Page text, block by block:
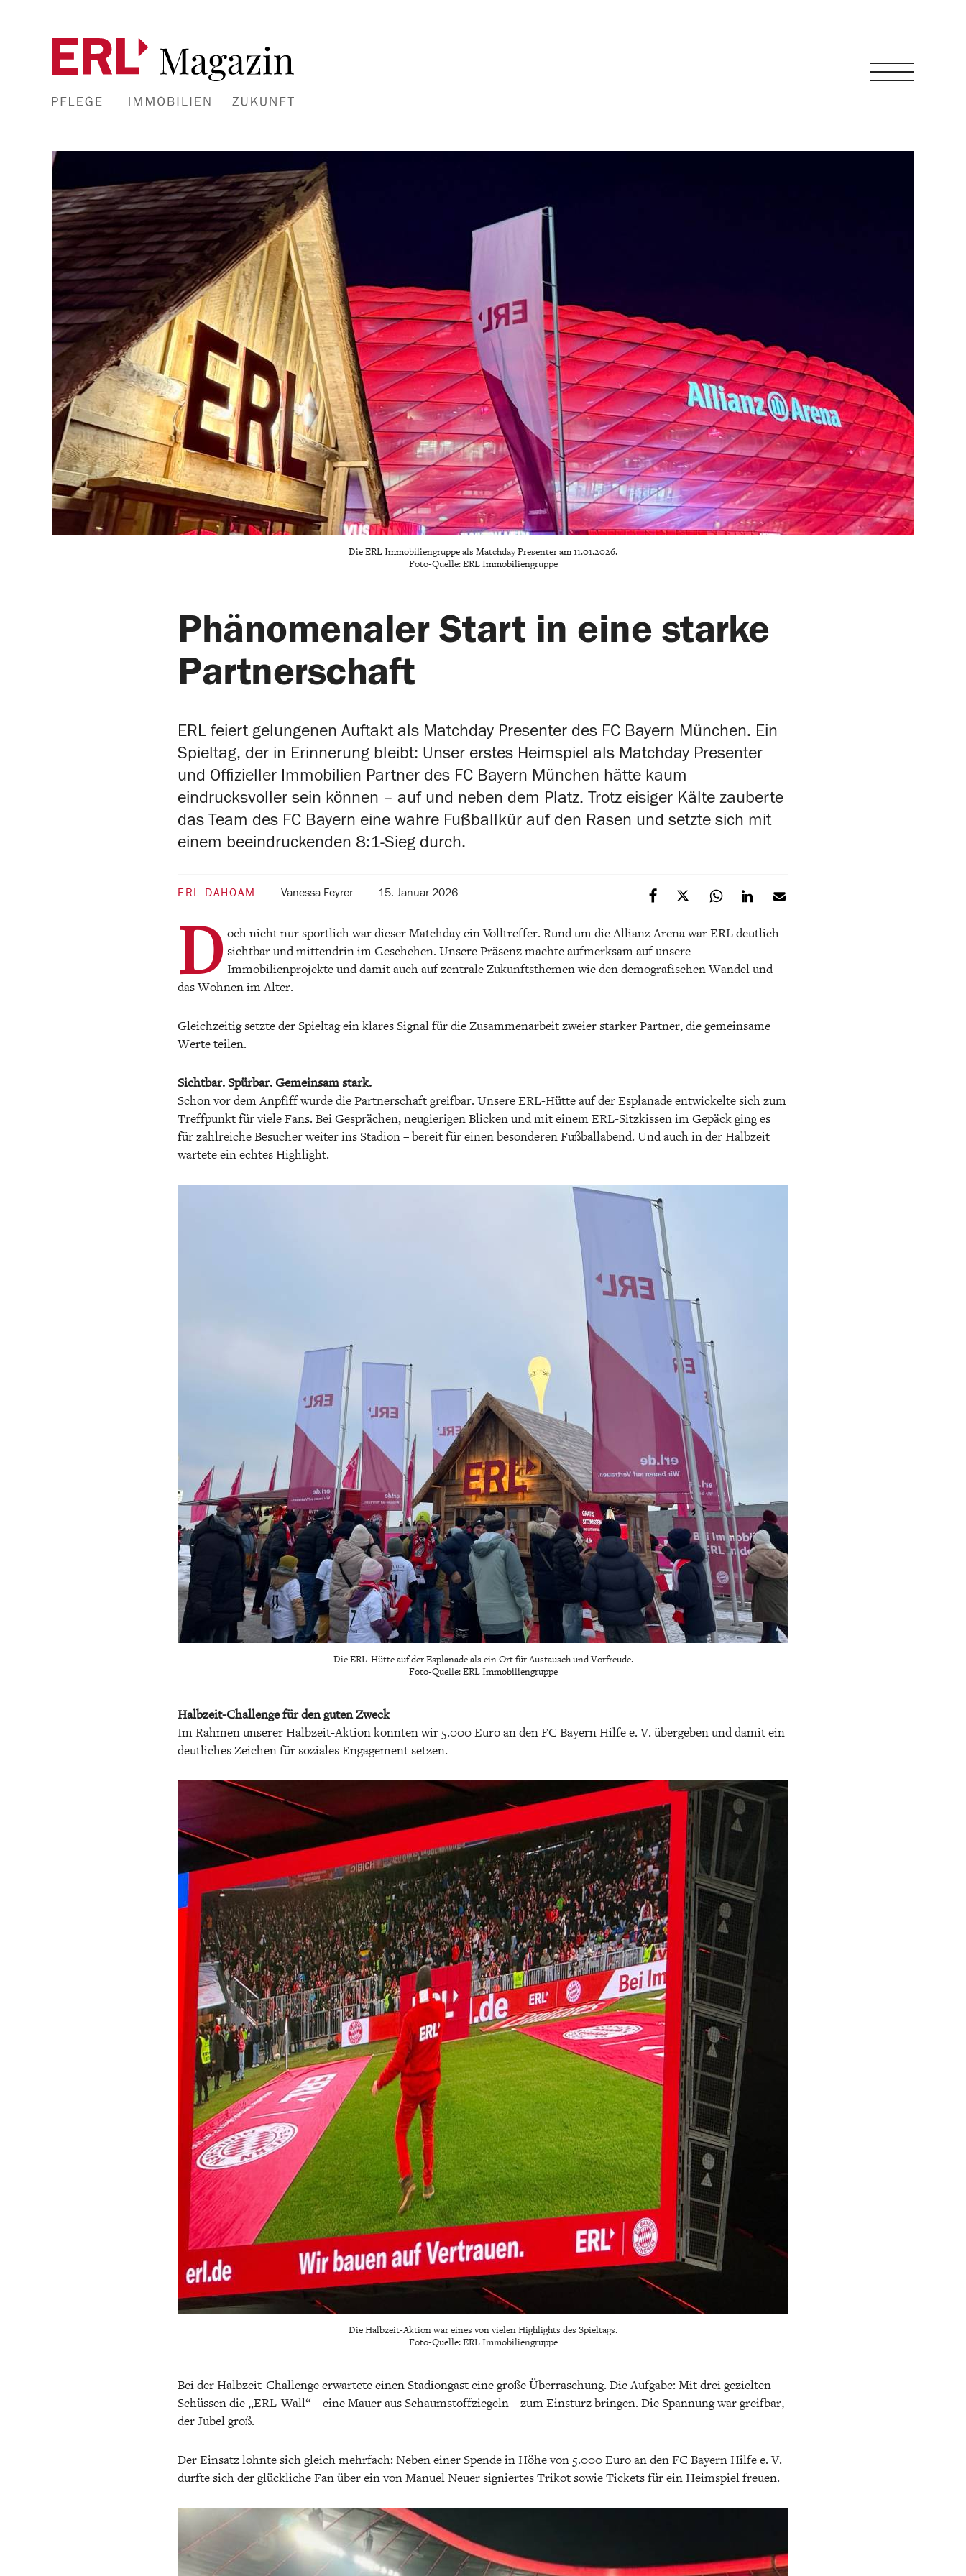
Die ERL Immobiliengruppe als Matchday Presenter am 11.01.2026.
Foto-Quelle: ERL Immobiliengruppe
Phänomenaler Start in eine starke
Partnerschaft
ERL feiert gelungenen Auftakt als Matchday Presenter des FC Bayern München. Ein
Spieltag, der in Erinnerung bleibt: Unser erstes Heimspiel als Matchday Presenter
und Offizieller Immobilien Partner des FC Bayern München hätte kaum
eindrucksvoller sein können – auf und neben dem Platz. Trotz eisiger Kälte zauberte
das Team des FC Bayern eine wahre Fußballkür auf den Rasen und setzte sich mit
einem beeindruckenden 8:1-Sieg durch.
ERL DAHOAM Vanessa Feyrer 15. Januar 2026
D och nicht nur sportlich war dieser Matchday ein Volltreffer. Rund um die Allianz Arena war ERL deutlich
sichtbar und mittendrin im Geschehen. Unsere Präsenz machte aufmerksam auf unsere
Immobilienprojekte und damit auch auf zentrale Zukunftsthemen wie den demografischen Wandel und
das Wohnen im Alter.
Gleichzeitig setzte der Spieltag ein klares Signal für die Zusammenarbeit zweier starker Partner, die gemeinsame
Werte teilen.
Sichtbar. Spürbar. Gemeinsam stark.
Schon vor dem Anpfiff wurde die Partnerschaft greifbar. Unsere ERL-Hütte auf der Esplanade entwickelte sich zum
Treffpunkt für viele Fans. Bei Gesprächen, neugierigen Blicken und mit einem ERL-Sitzkissen im Gepäck ging es
für zahlreiche Besucher weiter ins Stadion – bereit für einen besonderen Fußballabend. Und auch in der Halbzeit
wartete ein echtes Highlight.
Die ERL-Hütte auf der Esplanade als ein Ort für Austausch und Vorfreude.
Foto-Quelle: ERL Immobiliengruppe
Halbzeit-Challenge für den guten Zweck
Im Rahmen unserer Halbzeit-Aktion konnten wir 5.000 Euro an den FC Bayern Hilfe e. V. übergeben und damit ein
deutliches Zeichen für soziales Engagement setzen.
Die Halbzeit-Aktion war eines von vielen Highlights des Spieltags.
Foto-Quelle: ERL Immobiliengruppe
Bei der Halbzeit-Challenge erwartete einen Stadiongast eine große Überraschung. Die Aufgabe: Mit drei gezielten
Schüssen die „ERL-Wall“ – eine Mauer aus Schaumstoffziegeln – zum Einsturz bringen. Die Spannung war greifbar,
der Jubel groß.
Der Einsatz lohnte sich gleich mehrfach: Neben einer Spende in Höhe von 5.000 Euro an den FC Bayern Hilfe e. V.
durfte sich der glückliche Fan über ein von Manuel Neuer signiertes Trikot sowie Tickets für ein Heimspiel freuen.